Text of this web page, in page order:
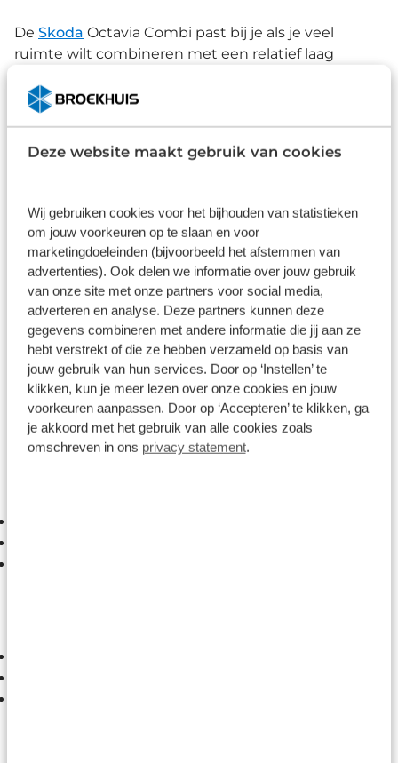
Deze website maakt gebruik van cookies
Wij gebruiken cookies voor het bijhouden van statistieken
om jouw voorkeuren op te slaan en voor
marketingdoeleinden (bijvoorbeeld het afstemmen van
advertenties). Ook delen we informatie over jouw gebruik
van onze site met onze partners voor social media,
adverteren en analyse. Deze partners kunnen deze
gegevens combineren met andere informatie die jij aan ze
hebt verstrekt of die ze hebben verzameld op basis van
jouw gebruik van hun services. Door op ‘Instellen’ te
klikken, kun je meer lezen over onze cookies en jouw
voorkeuren aanpassen. Door op ‘Accepteren’ te klikken, ga
je akkoord met het gebruik van alle cookies zoals
omschreven in ons privacy statement.
De Skoda Octavia Combi past bij je als je veel
ruimte wilt combineren met een relatief laag
Bekijk onze Skoda Octavia Combi occasions
Volkswagen Golf
DeVolkswagen Golfis al jaren een van de
populairste occasions van Nederland. Dat komt
vooral door de combinatie van comfort,
degelijkheid en efficiënte motoren.
De Golf voelt volwassen aan tijdens het rijden en is
geschikt voor zowel dagelijkse ritten als langere
afstanden. Daarbij blijven het verbruik en de
gebruikskosten relatief gunstig.